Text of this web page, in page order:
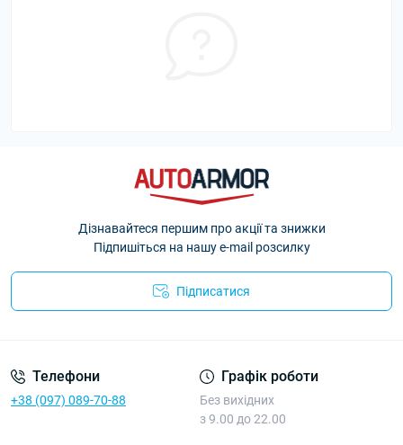
Дізнавайтеся першим про акції та знижки
Підпишіться на нашу e-mail розсилку
Підписатися
Телефони
+38 (097) 089-70-88
Графік роботи
Без вихідних
з 9.00 до 22.00